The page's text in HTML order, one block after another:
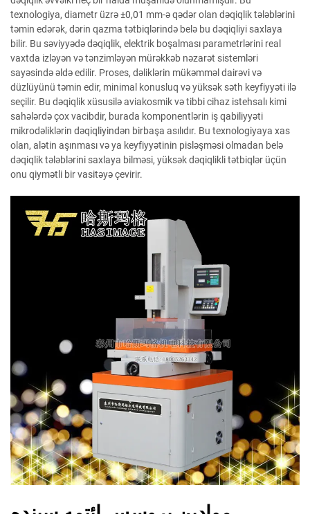
texnologiya, diametr üzrə ±0,01 mm-ə qədər olan dəqiqlik tələblərini
təmin edərək, dərin qazma tətbiqlərində belə bu dəqiqliyi saxlaya
bilir. Bu səviyyədə dəqiqlik, elektrik boşalması parametrlərini real
vaxtda izləyən və tənzimləyən mürəkkəb nəzarət sistemləri
sayəsində əldə edilir. Proses, dəliklərin mükəmməl dairəvi və
düzlüyünü təmin edir, minimal konusluq və yüksək səth keyfiyyəti ilə
seçilir. Bu dəqiqlik xüsusilə aviakosmik və tibbi cihaz istehsalı kimi
sahələrdə çox vacibdir, burada komponentlərin iş qabiliyyəti
mikrodəliklərin dəqiqliyindən birbaşa asılıdır. Bu texnologiyaya xas
olan, alətin aşınması və ya keyfiyyətinin pisləşməsi olmadan belə
dəqiqlik tələblərini saxlaya bilməsi, yüksək dəqiqlikli tətbiqlər üçün
onu qiymətli bir vasitəyə çevirir.